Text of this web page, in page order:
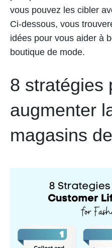
vous pouvez les cibler
Ci-dessous, vous
idées pour vous aider à
boutique de mode.
8 stratégies
augmenter
magasins